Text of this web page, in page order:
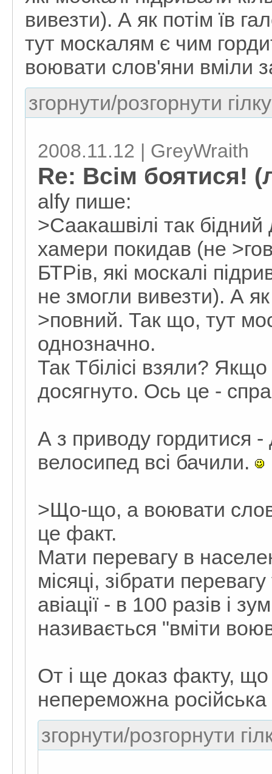
вивезти). А як потім їв
тут москалям є чим
воювати слов'яни вміли
згорнути/розгорнути
2008.11.12 | GreyWraith
Re: Всім боятися!
alfy пише:
>Саакашвілі так бідний
хамери покидав (не
БТРів, які москалі
не змогли вивезти). А
>повний. Так що, тут
однозначно.
Так Тбілісі взяли? Якщо
досягнуто. Ось це -
А з приводу гордитися
велосипед всі бачили.
>Що-що, а воювати
це факт.
Мати перевагу в
місяці, зібрати
авіації - в 100 разів і
називається "вміти
От і ще доказ факту, що
непереможна
згорнути/розгорнути